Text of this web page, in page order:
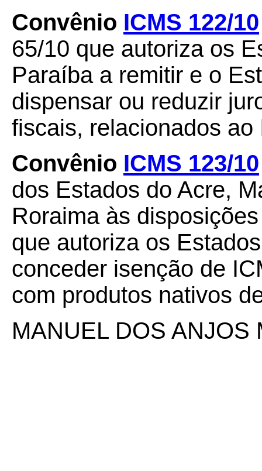
Convênio ICMS 122/10
65/10 que autoriza os
Paraíba a remitir e o
dispensar ou reduzir
fiscais, relacionados ao
Convênio ICMS 123/10
dos Estados do Acre,
Roraima às
que autoriza os
conceder isenção de
com produtos nativos
MANUEL DOS ANJOS